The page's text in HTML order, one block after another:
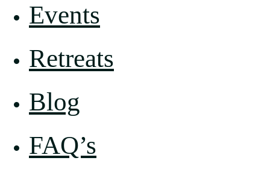
Events
Retreats
Blog
FAQ’s